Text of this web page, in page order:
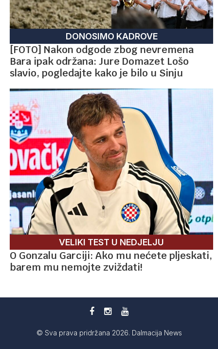
DONOSIMO KADROVE
[FOTO] Nakon odgode zbog nevremena
Bara ipak održana: Jure Domazet Lošo
slavio, pogledajte kako je bilo u Sinju
VELIKI TEST U NEDJELJU
O Gonzalu Garciji: Ako mu nećete pljeskati,
barem mu nemojte zviždati!
© Sva prava pridržana 2026. Dalmacija News